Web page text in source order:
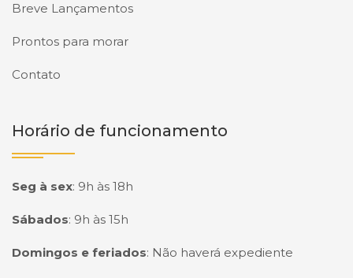
Breve Lançamentos
Prontos para morar
Contato
Horário de funcionamento
Seg à sex: 9h às 18h
Sábados: 9h às 15h
Domingos e feriados: Não haverá expediente